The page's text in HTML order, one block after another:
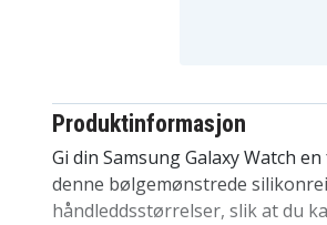
Produktinformasjon
Gi din Samsung Galaxy Watch
denne bølgemønstrede
håndleddsstørrelser, slik at du